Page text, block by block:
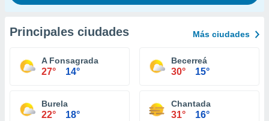
Principales ciudades Más ciudades
A Fonsagrada
27° 14°
Becerreá
30° 15°
Burela
22° 18°
Chantada
31° 16°